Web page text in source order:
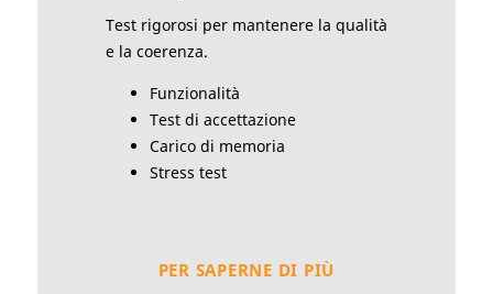
Test rigorosi per mantenere la qualità
e la coerenza.
Funzionalità
Test di accettazione
Carico di memoria
Stress test
PER SAPERNE DI PIÙ